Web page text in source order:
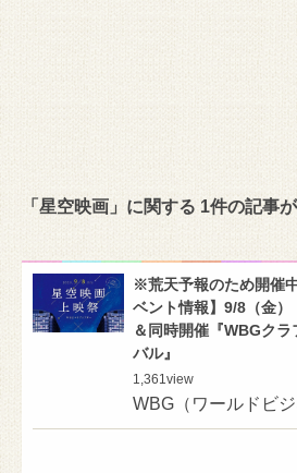
「星空映画」に関する 1件の記事
※荒天予報のため開催
ベント情報】9/8（金）
＆同時開催『WBGク
バル』
1,361 view
WBG（ワールドビジ